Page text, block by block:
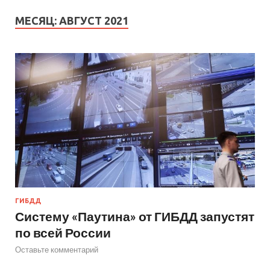
МЕСЯЦ: АВГУСТ 2021
ГИБДД
Систему «Паутина» от ГИБДД запустят
по всей России
Оставьте комментарий